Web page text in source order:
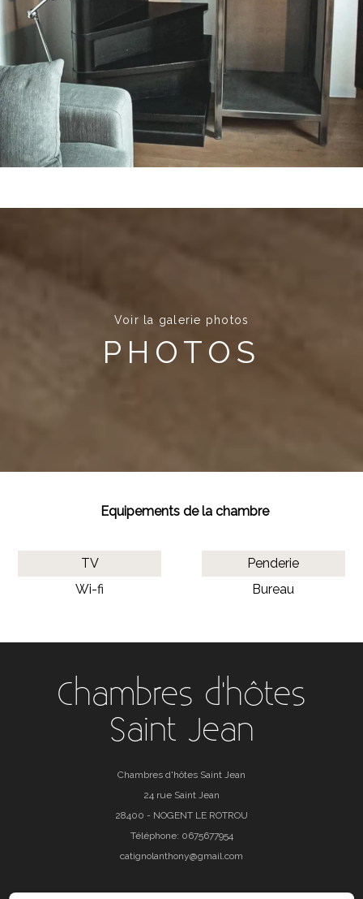
Voir la galerie photos
PHOTOS
Equipements de la chambre
TV
Wi-fi
Penderie
Bureau
Chambres d'hôtes
Saint Jean
Chambres d'hôtes Saint Jean
24 rue Saint Jean
28400 - NOGENT LE ROTROU
Téléphone: 0675677954
catignolanthony@gmail.com